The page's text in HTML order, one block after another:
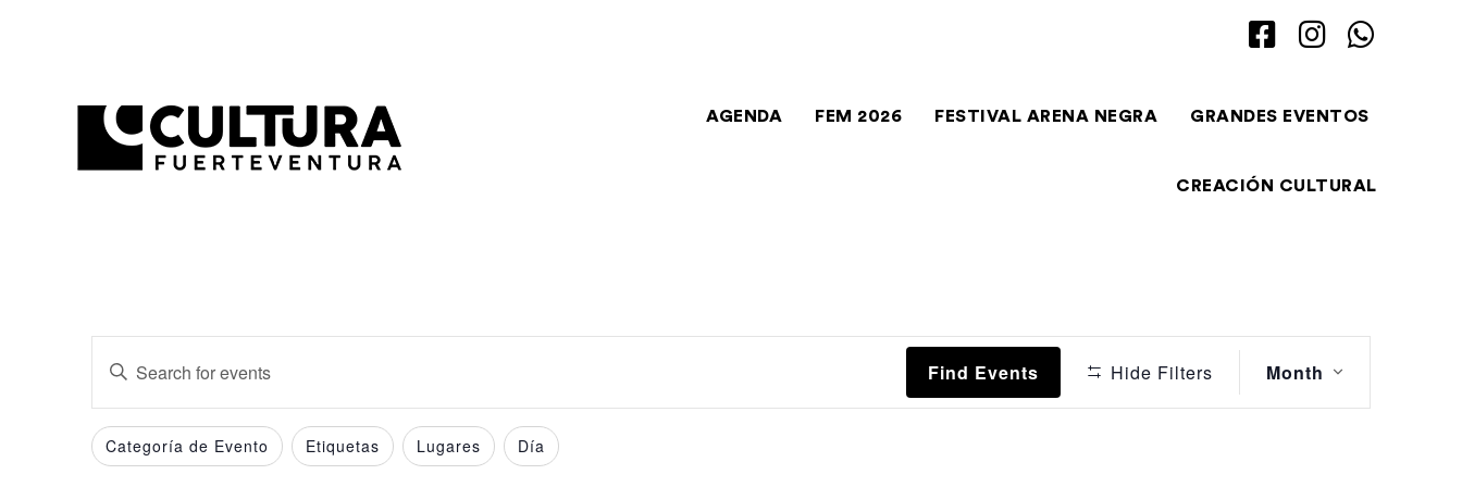
AGENDA FEM 2026 FESTIVAL ARENA NEGRA GRANDES EVENTOS
CREACIÓN CULTURAL
and
Views
Enter
Search
for
Find Events Hide Filters
Views
Month
Filters
Changing
any
Categoría de Evento Etiquetas Lugares Día